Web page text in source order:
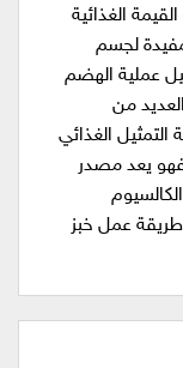
الغذائية
لجسم
عملية الهضم
من
التمثيل الغذائي
يعد مصدر
عمل خبز